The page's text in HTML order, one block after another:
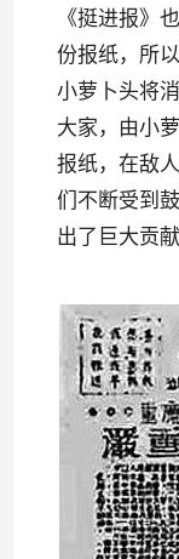
《挺进报》
份报纸，所
小萝卜头将
大家，由小
报纸，在敌
们不断受到
出了巨大贡献